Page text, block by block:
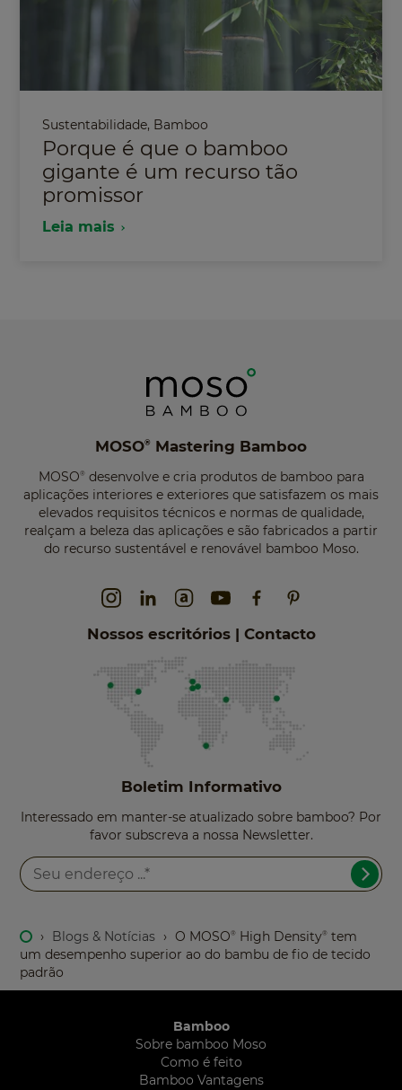
Sustentabilidade, Bamboo
Porque é que o bamboo
gigante é um recurso tão
promissor
Leia mais
MOSO® Mastering Bamboo
MOSO®desenvolve e cria produtos de bamboo para
aplicações interiores e exteriores que satisfazem os mais
elevados requisitos técnicos e normas de qualidade,
realçam a beleza das aplicações e são fabricados a partir
do recurso sustentável e renovável bamboo Moso.
Nossos escritórios | Contacto
Boletim Informativo
Interessado em manter-se atualizado sobre bamboo? Por
favor subscreva a nossa Newsletter.
› Blogs & Notícias › O MOSO® High Density® tem
um desempenho superior ao do bambu de fio de tecido
padrão
Bamboo
Sobre bamboo Moso
Como é feito
Bamboo Vantagens